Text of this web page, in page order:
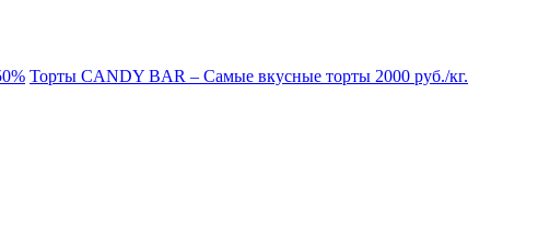
Торты CANDY BAR – Самые вкусные торты 2000 руб./кг.